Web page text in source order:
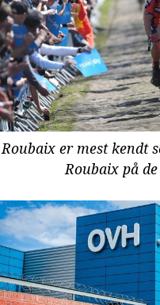
Roubaix er mest kendt
Roubaix på